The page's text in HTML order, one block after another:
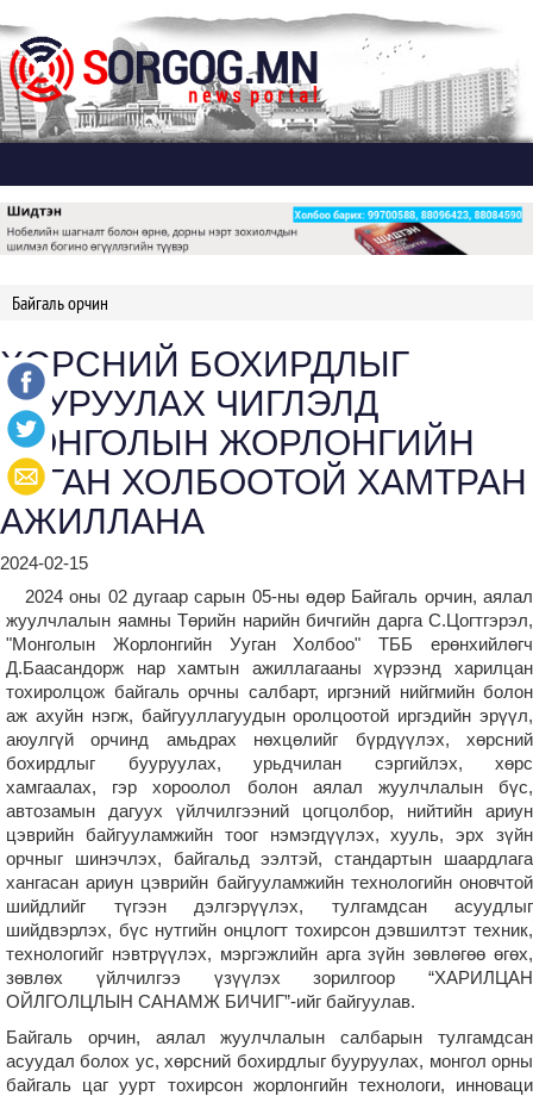
Байгаль орчин
ХӨРСНИЙ БОХИРДЛЫГ
БУУРУУЛАХ ЧИГЛЭЛД
МОНГОЛЫН ЖОРЛОНГИЙН
УУГАН ХОЛБООТОЙ ХАМТРАН
АЖИЛЛАНА
2024-02-15
2024 оны 02 дугаар сарын 05-ны өдөр Байгаль орчин, аялал
жуулчлалын яамны Төрийн нарийн бичгийн дарга С.Цогтгэрэл,
"Монголын Жорлонгийн Ууган Холбоо" ТББ ерөнхийлөгч
Д.Баасандорж нар хамтын ажиллагааны хүрээнд харилцан
тохиролцож байгаль орчны салбарт, иргэний нийгмийн болон
аж ахуйн нэгж, байгууллагуудын оролцоотой иргэдийн эрүүл,
аюулгүй орчинд амьдрах нөхцөлийг бүрдүүлэх, хөрсний
бохирдлыг бууруулах, урьдчилан сэргийлэх, хөрс
хамгаалах, гэр хороолол болон аялал жуулчлалын бүс,
автозамын дагуух үйлчилгээний цогцолбор, нийтийн ариун
цэврийн байгууламжийн тоог нэмэгдүүлэх, хууль, эрх зүйн
орчныг шинэчлэх, байгальд ээлтэй, стандартын шаардлага
хангасан ариун цэврийн байгууламжийн технологийн оновчтой
шийдлийг түгээн дэлгэрүүлэх, тулгамдсан асуудлыг
шийдвэрлэх, бүс нутгийн онцлогт тохирсон дэвшилтэт техник,
технологийг нэвтрүүлэх, мэргэжлийн арга зүйн зөвлөгөө өгөх,
зөвлөх үйлчилгээ үзүүлэх зорилгоор “ХАРИЛЦАН
ОЙЛГОЛЦЛЫН САНАМЖ БИЧИГ”-ийг байгуулав.
Байгаль орчин, аялал жуулчлалын салбарын тулгамдсан
асуудал болох ус, хөрсний бохирдлыг бууруулах, монгол орны
байгаль цаг уурт тохирсон жорлонгийн технологи, инноваци